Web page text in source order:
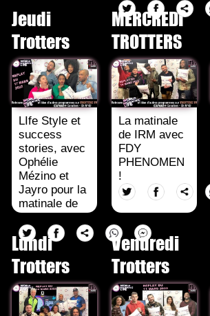
Jeudi
Trotters
LIfe Style et
success
stories, avec
Ophélie
Mézino et
Jayro pour la
matinale de
IRM !
MERCREDI
TROTTERS
La matinale
de IRM avec
FDY
PHENOMEN
!
Lundi
Trotters
Vendredi
Trotters